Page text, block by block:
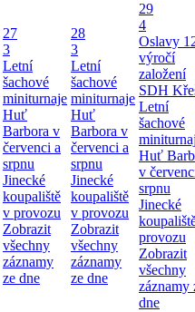
27
3
Letní
šachové
miniturnaje
Huť
Barbora v
červenci a
srpnu
Jinecké
koupaliště
v provozu
Zobrazit
všechny
záznamy
ze dne
28
3
Letní
šachové
miniturnaje
Huť
Barbora v
červenci a
srpnu
Jinecké
koupaliště
v provozu
Zobrazit
všechny
záznamy
ze dne
29
4
Oslavy
výročí
založení
SDH
Letní
šachové
Huť
v
srpnu
Jinecké
provozu
Zobrazit
všechny
záznamy
dne